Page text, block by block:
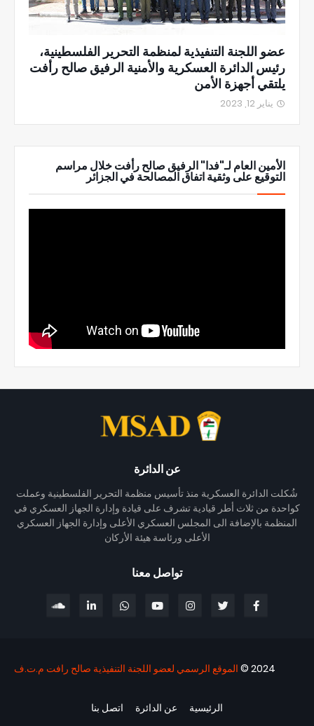
عضو اللجنة التنفيذية لمنظمة التحرير الفلسطينية،
رئيس الدائرة العسكرية والأمنية الرفيق صالح رأفت
يلتقي أجهزة الأمن
يناير 12, 2023
الأمين العام لـ"فدا" الرفيق صالح رأفت خلال مراسم
التوقيع على وثقية اتفاق المصالحة في الجزائر
عن الدائرة
شُكلت الدائرة العسكرية منذ تأسيس منظمة التحرير الفلسطينية وعملت
كواحدة من ثلاث أطر قيادية تشرف على قيادة وإدارة الجهاز العسكري في
المنظمة بالإضافة الى المجلس العسكري الأعلى وإدارة الجهاز العسكري
الأعلى ورئاسة هيئة الأركان
تواصل معنا
2024 © الموقع الرسمي لعضو اللجنة التنفيذية صالح رافت م.ت.ف
الرئيسية عن الدائرة اتصل بنا